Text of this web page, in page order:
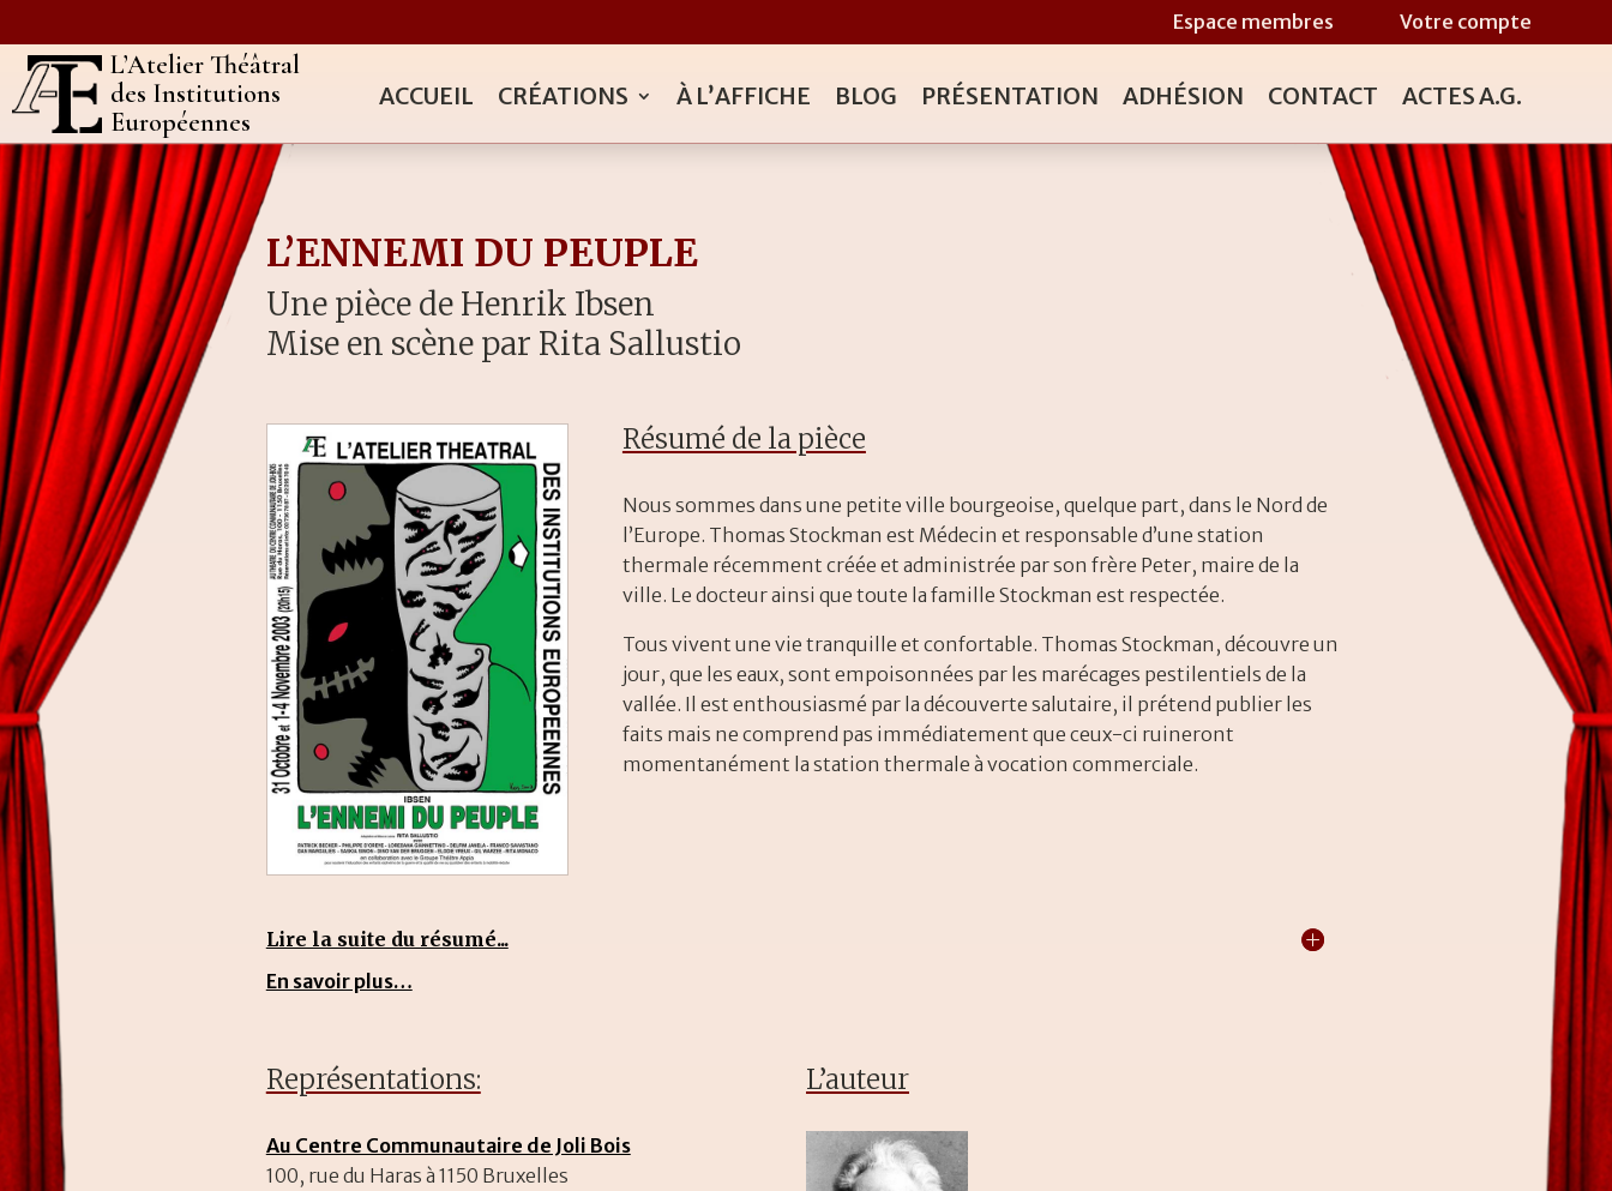
Espace membres Votre compte
L’Atelier Théâtral
des Institutions
Européennes
ACCUEIL CRÉATIONS À L’AFFICHE BLOG PRÉSENTATION ADHÉSION CONTACT ACTES A.G.
L’ENNEMI DU PEUPLE
Une pièce de Henrik Ibsen
Mise en scène par Rita Sallustio
Résumé de la pièce
Nous sommes dans une petite ville bourgeoise, quelque part, dans le Nord de
l’Europe. Thomas Stockman est Médecin et responsable d’une station
thermale récemment créée et administrée par son frère Peter, maire de la
ville. Le docteur ainsi que toute la famille Stockman est respectée.
Tous vivent une vie tranquille et confortable. Thomas Stockman, découvre un
jour, que les eaux, sont empoisonnées par les marécages pestilentiels de la
vallée. Il est enthousiasmé par la découverte salutaire, il prétend publier les
faits mais ne comprend pas immédiatement que ceux-ci ruineront
momentanément la station thermale à vocation commerciale.
Lire la suite du résumé...
En savoir plus…
Représentations:
Au Centre Communautaire de Joli Bois
100, rue du Haras à 1150 Bruxelles
L’auteur